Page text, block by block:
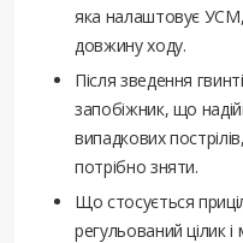
яка налаштовує
довжину ходу.
Після зведення
запобіжник, що
випадкових
потрібно зняти.
Що стосується
регульований цілик